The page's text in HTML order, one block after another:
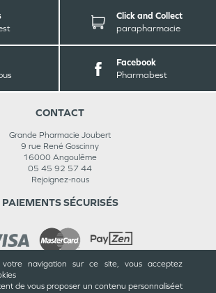
votre navigation sur ce site, vous acceptez
de vous proposer un contenu personnaliséet
Click and Collect
parapharmacie
Facebook
Pharmabest
CONTACT
Grande Pharmacie Joubert
9 rue René Goscinny
16000 Angoulême
05 45 92 57 44
Rejoignez-nous
PAIEMENTS SÉCURISÉS